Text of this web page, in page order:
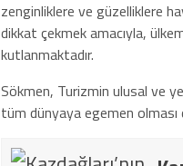
zenginliklere ve güzelliklere
dikkat çekmek amacıyla,
kutlanmaktadır.
Sökmen, Turizmin ulusal ve
tüm dünyaya egemen olması